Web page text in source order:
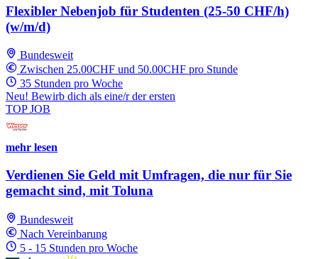
Flexibler Nebenjob für Studenten (25-50 CHF/h)
(w/m/d)
Bundesweit
Zwischen 25.00CHF und 50.00CHF pro Stunde
35 Stunden pro Woche
Neu! Bewirb dich als eine/r der ersten
TOP JOB
mehr lesen
Verdienen Sie Geld mit Umfragen, die nur für Sie
gemacht sind, mit Toluna
Bundesweit
Nach Vereinbarung
5 - 15 Stunden pro Woche